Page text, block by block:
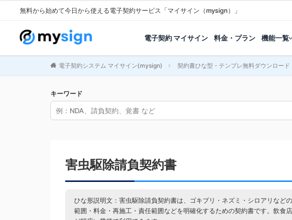
無料から始めて今日から使える電子契約サービス「マイサイン（mysign）」
電子契約 マイサイン 料金・プラン 機能一覧
電子契約システム マイサイン(mysign) 契約書ひな型・テンプレ無料ダウンロード
キーワード
害虫駆除請負契約書
ひな形説明文：害虫駆除請負契約書は、ゴキブリ・ネズミ・シロアリなど
範囲・料金・再施工・責任範囲などを明確化するための契約書です。飲食